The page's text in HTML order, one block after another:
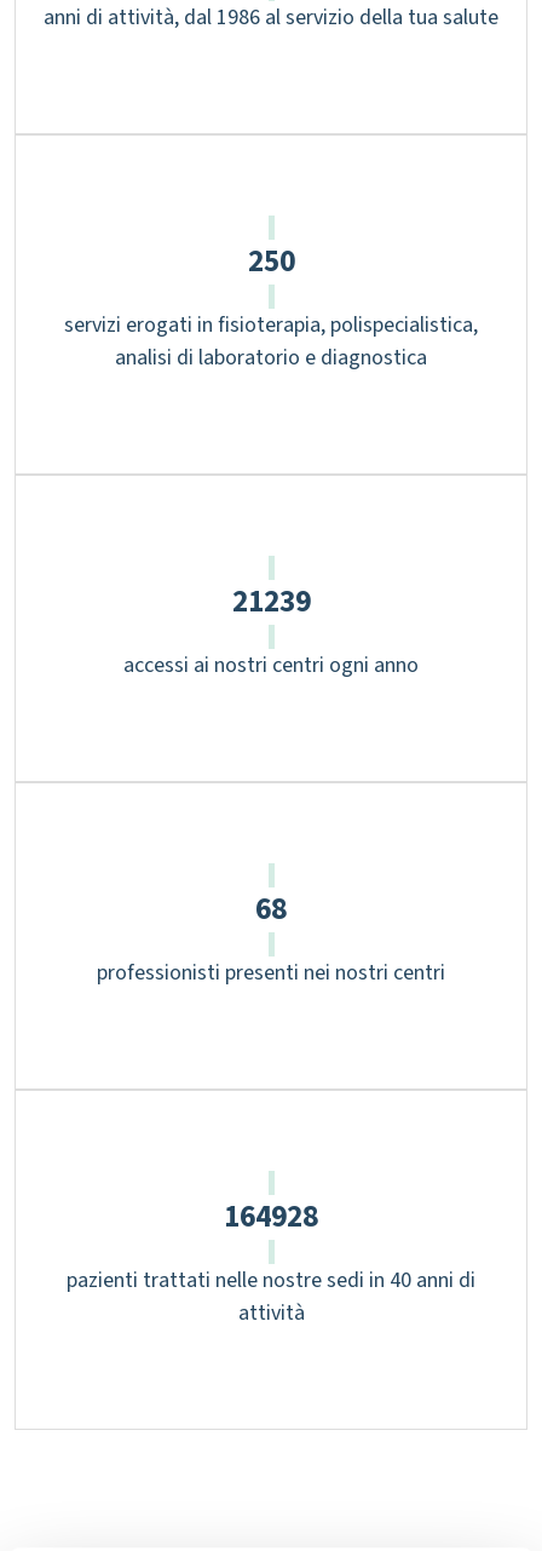
anni di attività, dal 1986 al servizio della tua salute
250
servizi erogati in fisioterapia, polispecialistica,
analisi di laboratorio e diagnostica
30613
accessi ai nostri centri ogni anno
99
professionisti presenti nei nostri centri
241471
pazienti trattati nelle nostre sedi in 40 anni di
attività